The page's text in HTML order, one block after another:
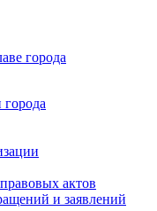
города
актов
и заявлений